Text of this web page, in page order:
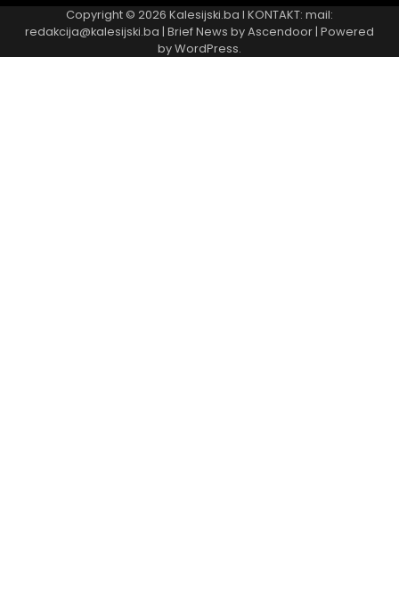
Copyright © 2026 Kalesijski.ba I KONTAKT: mail:
redakcija@kalesijski.ba | Brief News byAscendoor | Powered
byWordPress.